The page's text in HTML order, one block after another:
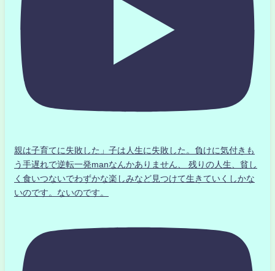
親は子育てに失敗した」子は人生に失敗した。負けに気付きも
う手遅れで逆転一発manなんかありません、 残りの人生、貧し
く食いつないでわずかな楽しみなど見つけて生きていくしかな
いのです。ないのです。